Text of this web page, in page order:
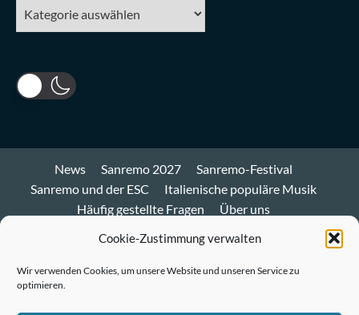
Cookie-Zustimmung verwalten
Wir verwenden Cookies, um unsere Website und unseren Service zu
optimieren.
News Sanremo 2027
Sanremo-Festival
Sanremo und der ESC
Italienische populäre Musik
Häufig gestellte Fragen
Über uns
Mastodon